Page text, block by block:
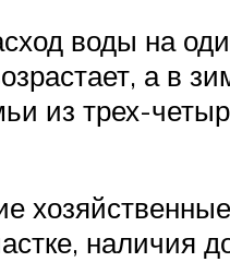
воды на
а в
из трех-
наличия